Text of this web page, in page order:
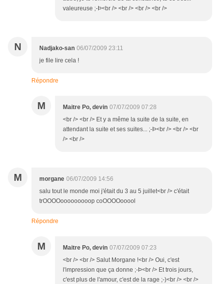
valeureuse ;-Þ<br /> <br /> <br /> <br />
N Nadjako-san 06/07/2009 23:11
je file lire cela !
Répondre
M Maitre Po, devin 07/07/2009 07:28
<br /> <br /> Et y a même la suite de la suite, en
attendant la suite et ses suites... ;-Þ<br /> <br /> <br
/> <br />
M morgane 06/07/2009 14:56
salu tout le monde moi j'était du 3 au 5 juillet<br /> c'était
trOOOOooooooooop coOOOOooool
Répondre
M Maitre Po, devin 07/07/2009 07:23
<br /> <br /> Salut Morgane !<br /> Oui, c'est
l'impression que ça donne ;-Þ<br /> Et trois jours,
c'est plus de l'amour, c'est de la rage ;-)<br /> <br />